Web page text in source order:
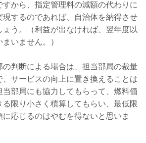
から、指定管理料の減額の代わりに
現するのであれば、自治体を納得させ
ょう。（利益が出なければ、翌年度以
いません。）
判断による場合は、担当部局の裁量
サービスの向上に置き換えることは
部局にも協力してもらって、燃料価
限り小さく積算してもらい、最低限
応じるのはやむを得ないと思いま